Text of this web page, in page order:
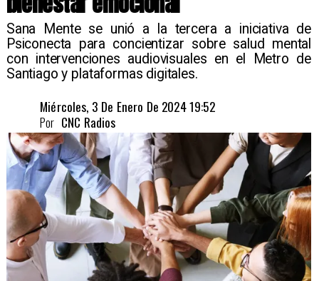
Sana Mente se unió a la tercera a iniciativa de
Psiconecta para concientizar sobre salud mental
con intervenciones audiovisuales en el Metro de
Santiago y plataformas digitales.
Miércoles, 3 De Enero De 2024 19:52
CNC Radios
Por